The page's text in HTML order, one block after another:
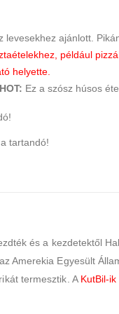
levesekhez ajánlott.
például
helyette.
Ez a szósz húsos
tartandó!
és a kezdetektől
Amerekia Egyesült
termesztik. A KutBil-ik